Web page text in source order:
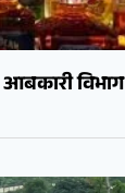
विभाग